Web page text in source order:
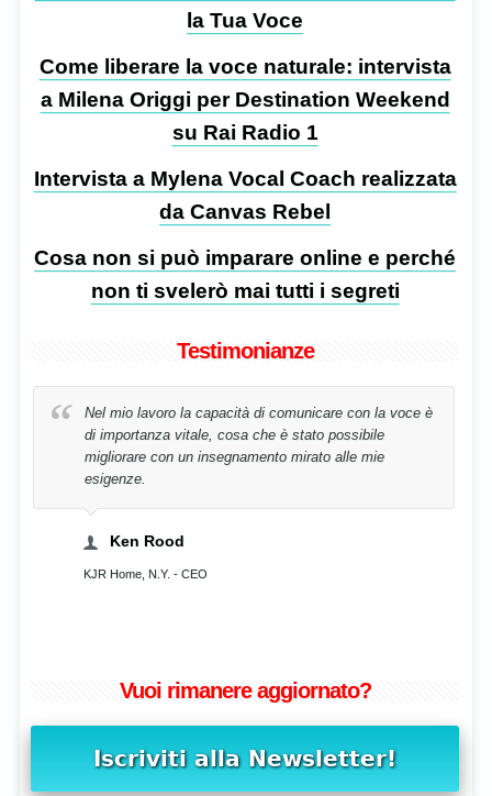
la Tua Voce
Come liberare la voce naturale: intervista
a Milena Origgi per Destination Weekend
su Rai Radio 1
Intervista a Mylena Vocal Coach realizzata
da Canvas Rebel
Cosa non si può imparare online e perché
non ti svelerò mai tutti i segreti
Testimonianze
di comunicare con la voce è
cosa che è stato possibile
mirato alle mie
La mia voce è stata
semplicemente
Vuoi rimanere aggiornato?